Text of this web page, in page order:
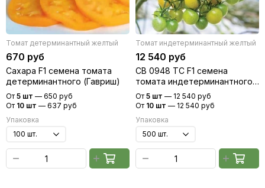
Томат детерминантный желтый
670 руб
Сахара F1 семена томата
детерминантного (Гавриш)
От 5 шт — 650 руб
От 10 шт — 637 руб
Упаковка
Томат индетерминантный желтый
12 540 руб
СВ 0948 ТС F1 семена
томата индетерминантного
(Seminis / Семинис)
От 5 шт — 12 540 руб
От 10 шт — 12 540 руб
Упаковка